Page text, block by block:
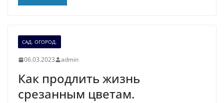
САД. ОГОРОД.
06.03.2023 admin
Как продлить жизнь
срезанным цветам.